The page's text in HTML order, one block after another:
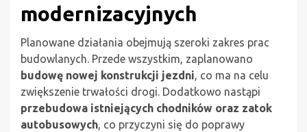
modernizacyjnych
Planowane działania obejmują szeroki zakres prac
budowlanych. Przede wszystkim, zaplanowano
budowę nowej konstrukcji jezdni, co ma na celu
zwiększenie trwałości drogi. Dodatkowo nastąpi
przebudowa istniejących chodników oraz zatok
autobusowych, co przyczyni się do poprawy